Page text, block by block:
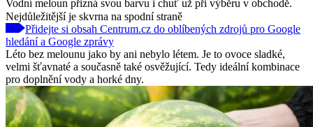
Vodní meloun přizná svou barvu i chuť už při výběru v obchodě.
Nejdůležitější je skvrna na spodní straně
Přidejte si obsah Centrum.cz do oblíbených zdrojů pro Google
hledání a Google zprávy
Léto bez melounu jako by ani nebylo létem. Je to ovoce sladké,
velmi šťavnaté a současně také osvěžující. Tedy ideální kombinace
pro doplnění vody a horké dny.